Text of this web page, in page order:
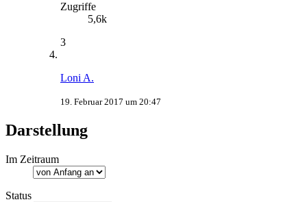
Zugriffe
5,6k
3
Loni A.
19. Februar 2017 um 20:47
Darstellung
Im Zeitraum
Status